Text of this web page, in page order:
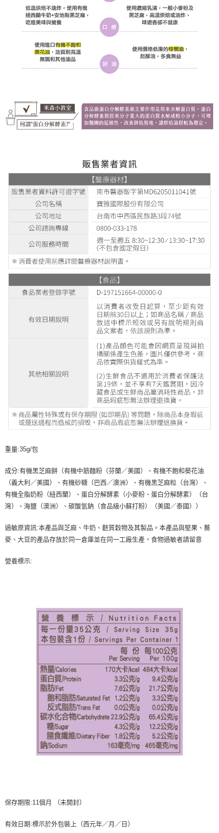
重量:35g/包
成分:有機黑芝麻餅（有機中筋麵粉（芬蘭／美國）、有機不飽和葵花油
（義大利／美國）、有機砂糖（巴西／澳洲）、有機黑芝麻粒（台灣）、
有機全脂奶粉（紐西蘭）、蛋白分解酵素（小麥粉、蛋白分解酵素）（台
灣）、海鹽（澳洲）、碳酸氫鈉（食品級小蘇打粉）（美國／泰國））
過敏原資訊:本產品與芝麻、牛奶、麩質穀物及其製品。本產品與堅果、蕎
麥、大豆的產品存放於同一倉庫並在同一工廠生產，食物過敏者請留意
營養標示:
保存期限:11個月 （未開封）
有效日期:標示於外包裝上（西元年／月／日）